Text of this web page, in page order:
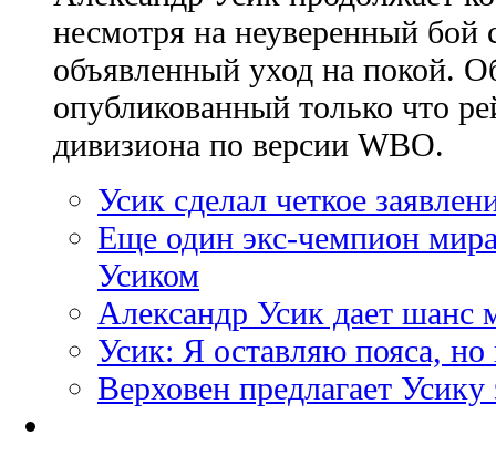
несмотря на неуверенный бой
объявленный уход на покой.
опубликованный только что
дивизиона по версии WBO.
Усик сделал четкое
Еще один экс-чемпион мира
Усиком
Александр Усик дает шанс
Усик: Я оставляю пояса, но
Верховен предлагает